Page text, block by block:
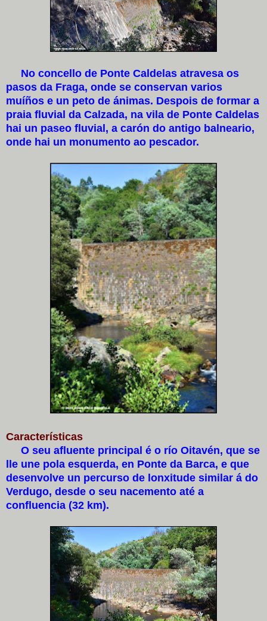
No concello de Ponte Caldelas atravesa os
pasos da Fraga, onde se conservan varios
muíños e un peto de ánimas. Despois de formar a
praia fluvial da Calzada, na vila de Ponte Caldelas
hai un paseo fluvial, a carón do antigo balneario,
onde hai un monumento ao pescador.
Características
O seu afluente principal é o río Oitavén, que se
lle une pola esquerda, en Ponte da Barca, e que
desenvolve un percurso de lonxitude similar á do
Verdugo, desde o seu nacemento até a
confluencia (32 km).